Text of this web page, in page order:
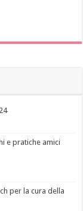
e pratiche amici
per la cura della